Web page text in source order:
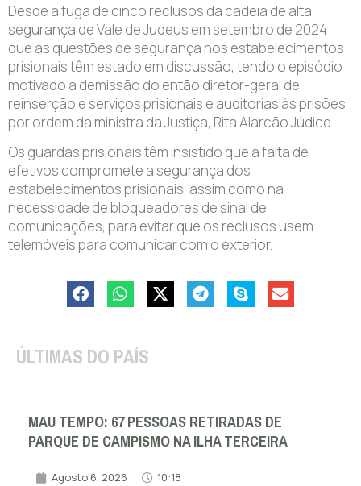
Desde a fuga de cinco reclusos da cadeia de alta
segurança de Vale de Judeus em setembro de 2024
que as questões de segurança nos estabelecimentos
prisionais têm estado em discussão, tendo o episódio
motivado a demissão do então diretor-geral de
reinserção e serviços prisionais e auditorias às prisões
por ordem da ministra da Justiça, Rita Alarcão Júdice.
Os guardas prisionais têm insistido que a falta de
efetivos compromete a segurança dos
estabelecimentos prisionais, assim como na
necessidade de bloqueadores de sinal de
comunicações, para evitar que os reclusos usem
telemóveis para comunicar com o exterior.
ÚLTIMAS DO PAÍS
MAU TEMPO: 67 PESSOAS RETIRADAS DE
PARQUE DE CAMPISMO NA ILHA TERCEIRA
Agosto 6, 2026 10:18